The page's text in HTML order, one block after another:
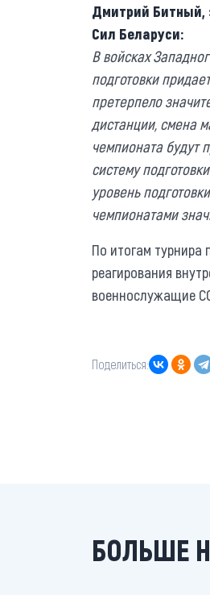
Дмитрий Битный,
Сил Беларуси:
В войсках
подготовки
претерпело
дистанции, смена
чемпионата будут
систему
уровень
чемпионатами
По итогам
реагирования
военнослужащие
Поделиться:
БОЛЬШЕ